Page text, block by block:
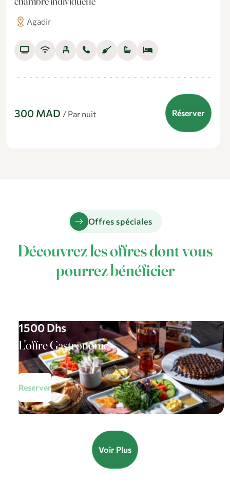
distance Agadir
300 MAD / Par nuit Réserver
arrow_right_alt Offres spéciales
Découvrez les offres dont vous
pourrez bénéficier
1500 Dhs
L'offre Gastronome
Reserver
Voir Plus